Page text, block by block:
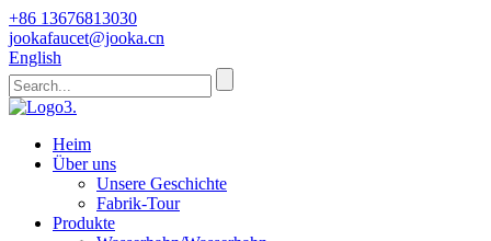
+86 13676813030
jookafaucet@jooka.cn
English
Heim
Über uns
Unsere Geschichte
Fabrik-Tour
Produkte